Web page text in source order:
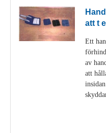
att t
Ett
av
att